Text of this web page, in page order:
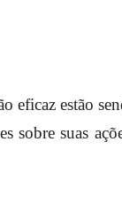
eficaz estão
sobre suas